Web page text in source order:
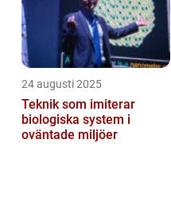
24 augusti 2025
Teknik som imiterar
biologiska system i
oväntade miljöer